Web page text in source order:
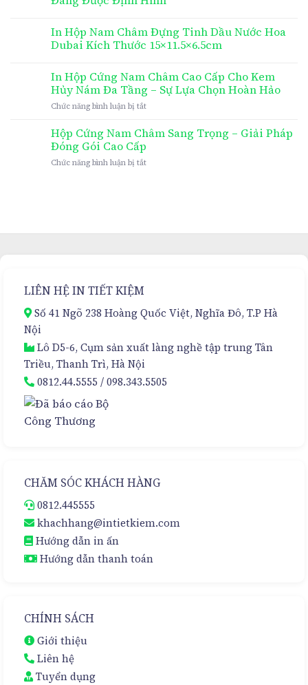
In Hộp Nam Châm Đựng Tinh Dầu Nước Hoa
Dubai Kích Thước 15×11.5×6.5cm
In Hộp Cứng Nam Châm Cao Cấp Cho Kem
Hủy Nám Đa Tầng – Sự Lựa Chọn Hoàn Hảo
Chức năng bình luận bị tắtở
Hộp
Cứng
Châm
Nám
Hoàn
Hộp Cứng Nam Châm Sang Trọng – Giải Pháp
Đóng Gói Cao Cấp
Chức năng bình luận bị tắtở
Trọng
Cấp
LIÊN HỆ IN TIẾT KIỆM
Số 41 Ngõ 238 Hoàng Quốc Việt, Nghĩa Đô, T.P Hà
Nội
Lô D5-6, Cụm sản xuất làng nghề tập trung Tân
Triều, Thanh Trì, Hà Nội
0812.44.5555 /098.343.5505
CHĂM SÓC KHÁCH HÀNG
0812.445555
khachhang@intietkiem.com
Hướng dẫn in ấn
Hướng dẫn thanh toán
CHÍNH SÁCH
Giới thiệu
Liên hệ
Tuyển dụng